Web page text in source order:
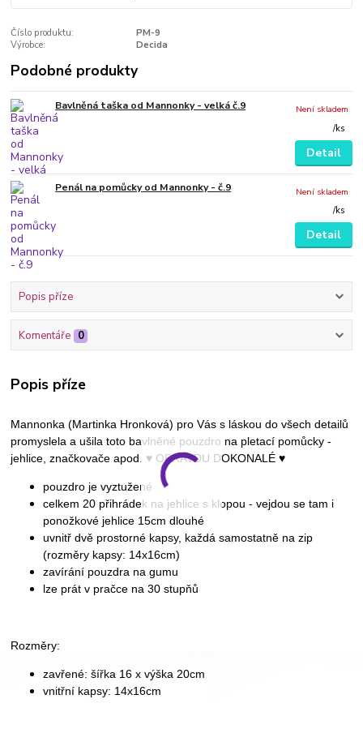
Číslo produktu:
PM-9
Výrobce:
Decida
Podobné produkty
Bavlněná taška od Mannonky - velká č.9
/ks
Není skladem
Detail
Penál na pomůcky od Mannonky - č.9
/ks
Není skladem
Detail
Popis příze
Komentáře 0
Popis příze
Mannonka (Martinka Hronková) pro Vás s láskou do všech detailů
promyslela a ušila toto bavlněné pouzdro na pletací pomůcky -
jehlice, značkovače apod. ♥ OPRAVDU DOKONALÉ ♥
pouzdro je vyztužené
celkem 20 přihrádek na jehlice s klopou - vejdou se tam i
ponožkové jehlice 15cm dlouhé
uvnitř dvě prostorné kapsy, každá samostatně na zip
(rozměry kapsy: 14x16cm)
zavírání pouzdra na gumu
lze prát v pračce na 30 stupňů
Rozměry:
zavřené: šířka 16 x výška 20cm
vnitřní kapsy: 14x16cm